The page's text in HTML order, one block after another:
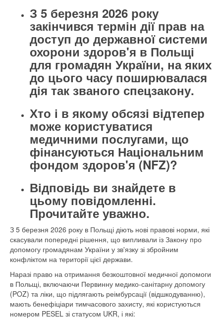
З 5 березня 2026 року
закінчився термін дії прав на
доступ до державної системи
охорони здоров'я в Польщі
для громадян України, на яких
до цього часу поширювалася
дія так званого спецзакону.
Хто і в якому обсязі відтепер
може користуватися
медичними послугами, що
фінансуються Національним
фондом здоров'я (NFZ)?
Відповідь ви знайдете в
цьому повідомленні.
Прочитайте уважно.
З 5 березня 2026 року в Польщі діють нові правові норми, які
скасували попередні рішення, що випливали із Закону про
допомогу громадянам України у зв'язку зі збройним
конфліктом на території цієї держави.
Наразі право на отримання безкоштовної медичної допомоги
в Польщі, включаючи Первинну медико-санітарну допомогу
(POZ) та ліки, що підлягають реімбурсації (відшкодуванню),
мають бенефіціари тимчасового захисту, які користуються
номером PESEL зі статусом UKR, і які: